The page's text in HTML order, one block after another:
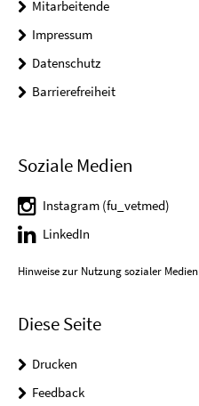
Mitarbeitende
Impressum
Datenschutz
Barrierefreiheit
Soziale Medien
Instagram (fu_vetmed)
LinkedIn
Hinweise zur Nutzung sozialer Medien
Diese Seite
Drucken
Feedback